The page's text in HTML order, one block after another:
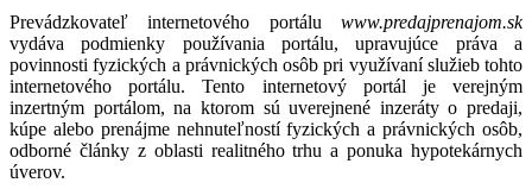
Prevádzkovateľ internetového portálu www.predajprenajom.sk
vydáva podmienky používania portálu, upravujúce práva a
povinnosti fyzických a právnických osôb pri využívaní služieb tohto
internetového portálu. Tento internetový portál je verejným
inzertným portálom, na ktorom sú uverejnené inzeráty o predaji,
kúpe alebo prenájme nehnuteľností fyzických a právnických osôb,
odborné články z oblasti realitného trhu a ponuka hypotekárnych
úverov.